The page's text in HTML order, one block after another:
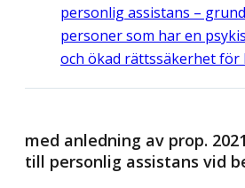
personlig assistans –
personer som har en
och ökad rättssäkerhet för
med anledning av prop.
till personlig assistans vid